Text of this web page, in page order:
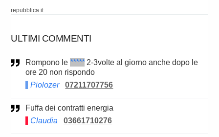
repubblica.it
ULTIMI COMMENTI
Rompono le *****2-3volte al giorno anche dopo le
ore 20 non rispondo
Piolozer
07211707756
Fuffa dei contratti energia
Claudia
03661710276